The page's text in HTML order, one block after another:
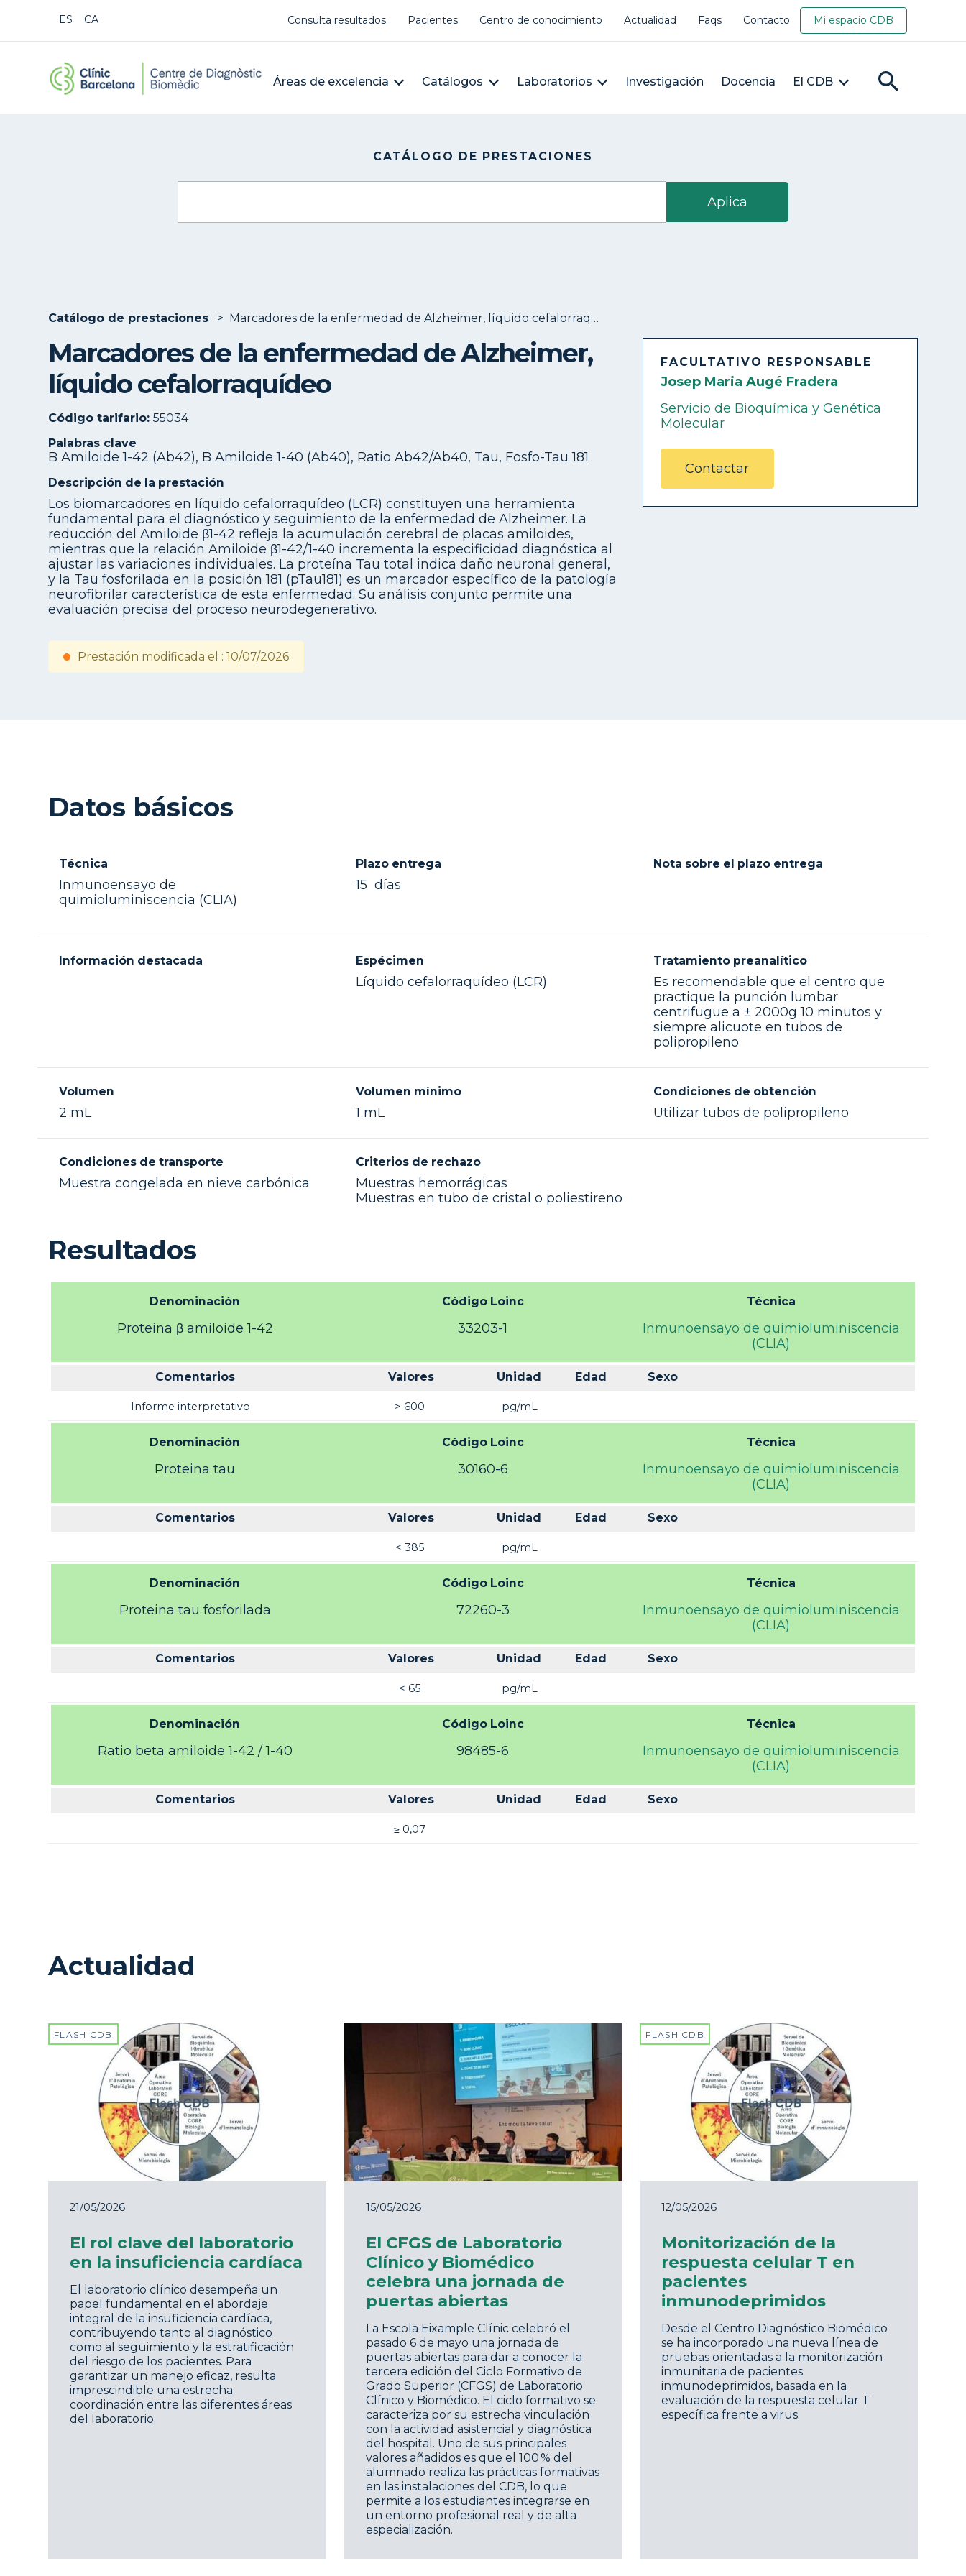
ESPAÑOL
CATALÀ User account menu
Consulta resultados Pacientes Centro de conocimiento Actualidad Faqs Contacto Mi espacio CDB
Main navigation
Áreas de excelencia Catálogos Laboratorios Investigación Docencia El CDB
CATÁLOGO DE PRESTACIONES
Catálogo de prestaciones Marcadores de la enfermedad de Alzheimer, líquido cefalorraquídeo
Marcadores de la enfermedad de Alzheimer,
líquido cefalorraquídeo
Código tarifario: 55034
Palabras clave
B Amiloide 1-42 (Ab42), B Amiloide 1-40 (Ab40), Ratio Ab42/Ab40, Tau, Fosfo-Tau 181
Descripción de la prestación
Los biomarcadores en líquido cefalorraquídeo (LCR) constituyen una herramienta
fundamental para el diagnóstico y seguimiento de la enfermedad de Alzheimer. La
reducción del Amiloide β1-42 refleja la acumulación cerebral de placas amiloides,
mientras que la relación Amiloide β1-42/1-40 incrementa la especificidad diagnóstica al
ajustar las variaciones individuales. La proteína Tau total indica daño neuronal general,
y la Tau fosforilada en la posición 181 (pTau181) es un marcador específico de la patología
neurofibrilar característica de esta enfermedad. Su análisis conjunto permite una
evaluación precisa del proceso neurodegenerativo.
Prestación modificada el : 10/07/2026
FACULTATIVO RESPONSABLE
Josep Maria Augé Fradera
Servicio de Bioquímica y Genética
Molecular
Contactar
Datos básicos
Técnica
Inmunoensayo de
quimioluminiscencia (CLIA)
Plazo entrega
15 días
Nota sobre el plazo entrega
Información destacada Espécimen
Líquido cefalorraquídeo (LCR)
Tratamiento preanalítico
Es recomendable que el centro que
practique la punción lumbar
centrifugue a ± 2000g 10 minutos y
siempre alicuote en tubos de
polipropileno
Volumen
2 mL
Volumen mínimo
1 mL
Condiciones de obtención
Utilizar tubos de polipropileno
Condiciones de transporte
Muestra congelada en nieve carbónica
Criterios de rechazo
Muestras hemorrágicas
Muestras en tubo de cristal o poliestireno
Resultados
Denominación Código Loinc Técnica
Proteina β amiloide 1-42 33203-1
Inmunoensayo de quimioluminiscencia
(CLIA)
Comentarios Valores Unidad Edad Sexo
Informe interpretativo > 600 pg/mL
Denominación Código Loinc Técnica
Proteina tau 30160-6
Inmunoensayo de quimioluminiscencia
(CLIA)
Comentarios Valores Unidad Edad Sexo
< 385 pg/mL
Denominación Código Loinc Técnica
Proteina tau fosforilada 72260-3
Inmunoensayo de quimioluminiscencia
(CLIA)
Comentarios Valores Unidad Edad Sexo
< 65 pg/mL
Denominación Código Loinc Técnica
Ratio beta amiloide 1-42 / 1-40 98485-6
Inmunoensayo de quimioluminiscencia
(CLIA)
Comentarios Valores Unidad Edad Sexo
≥ 0,07
Actualidad
FLASH CDB
21/05/2026
El rol clave del laboratorio
en la insuficiencia cardíaca
El laboratorio clínico desempeña un
papel fundamental en el abordaje
integral de la insuficiencia cardíaca,
contribuyendo tanto al diagnóstico
como al seguimiento y la estratificación
del riesgo de los pacientes. Para
garantizar un manejo eficaz, resulta
imprescindible una estrecha
coordinación entre las diferentes áreas
del laboratorio.
15/05/2026
El CFGS de Laboratorio
Clínico y Biomédico
celebra una jornada de
puertas abiertas
La Escola Eixample Clínic celebró el
pasado 6 de mayo una jornada de
puertas abiertas para dar a conocer la
tercera edición del Ciclo Formativo de
Grado Superior (CFGS) de Laboratorio
Clínico y Biomédico. El ciclo formativo se
caracteriza por su estrecha vinculación
con la actividad asistencial y diagnóstica
del hospital. Uno de sus principales
valores añadidos es que el 100 % del
alumnado realiza las prácticas formativas
en las instalaciones del CDB, lo que
permite a los estudiantes integrarse en
un entorno profesional real y de alta
especialización.
FLASH CDB
12/05/2026
Monitorización de la
respuesta celular T en
pacientes
inmunodeprimidos
Desde el Centro Diagnóstico Biomédico
se ha incorporado una nueva línea de
pruebas orientadas a la monitorización
inmunitaria de pacientes
inmunodeprimidos, basada en la
evaluación de la respuesta celular T
específica frente a virus.